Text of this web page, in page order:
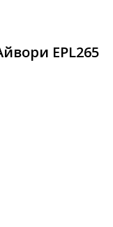
EPL265